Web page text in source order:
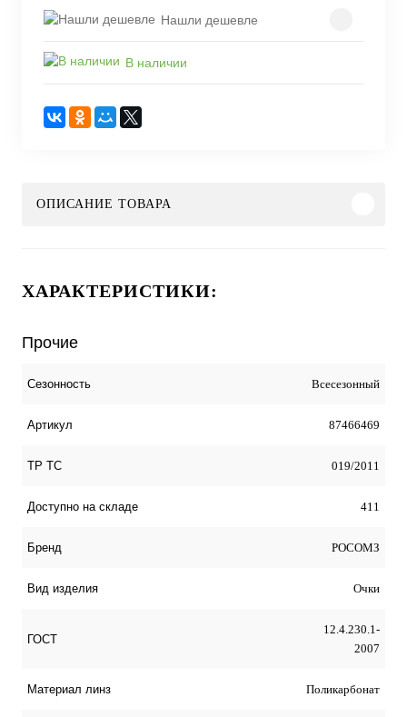
Нашли дешевле
В наличии
ОПИСАНИЕ ТОВАРА
ХАРАКТЕРИСТИКИ:
Прочие
Сезонность Всесезонный
Артикул 87466469
ТР ТС 019/2011
Доступно на складе 411
Бренд РОСОМЗ
Вид изделия Очки
ГОСТ
12.4.230.1-
2007
Материал линз Поликарбонат